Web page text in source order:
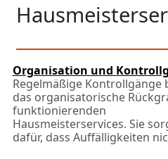
Organisation und
Regelmäßige Kontrollgänge
das organisatorische
funktionierenden
Hausmeisterservices. Sie
dafür, dass Auffälligkeiten